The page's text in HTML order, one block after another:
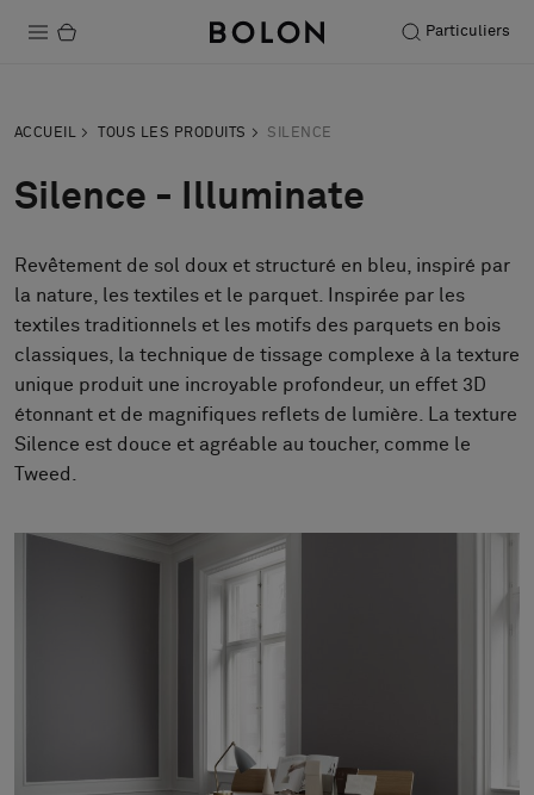
Particuliers
Durabilité
Installation
Entretien
Nos collaborations
À propos de nous
ACCUEIL TOUS LES PRODUITS SILENCE
Silence - Illuminate
Revêtement de sol doux et structuré en bleu, inspiré par
la nature, les textiles et le parquet. Inspirée par les
textiles traditionnels et les motifs des parquets en bois
classiques, la technique de tissage complexe à la texture
unique produit une incroyable profondeur, un effet 3D
étonnant et de magnifiques reflets de lumière. La texture
Silence est douce et agréable au toucher, comme le
Tweed.